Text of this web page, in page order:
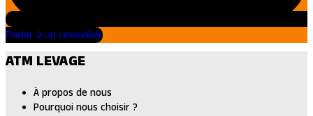
Parler à un conseiller
ATM LEVAGE
À propos de nous
Pourquoi nous choisir ?